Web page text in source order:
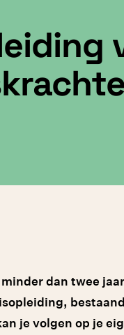
dan twee
je volgen op je